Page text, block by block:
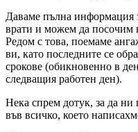
Даваме пълна информация
врати и можем да посочим
Редом с това, поемаме
ви, като последните се
срокове (обикновенно в
следващия работен ден).
Нека спрем дотук, за да ни
във всичко, което